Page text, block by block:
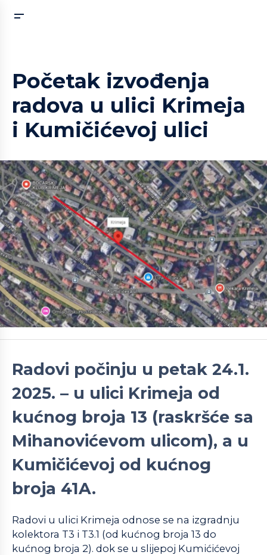
Početak izvođenja
radova u ulici Krimeja
i Kumičićevoj ulici
Radovi počinju u petak 24.1.
2025. – u ulici Krimeja od
kućnog broja 13 (raskršće sa
Mihanovićevom ulicom), a u
Kumičićevoj od kućnog
broja 41A.
Radovi u ulici Krimeja odnose se na izgradnju
kolektora T3 i T3.1 (od kućnog broja 13 do
kućnog broja 2). dok se u slijepoj Kumićićevoj